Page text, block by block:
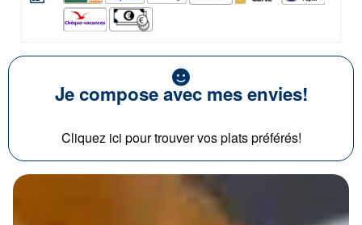
Je compose avec mes envies!
Cliquez ici pour trouver vos plats préférés!